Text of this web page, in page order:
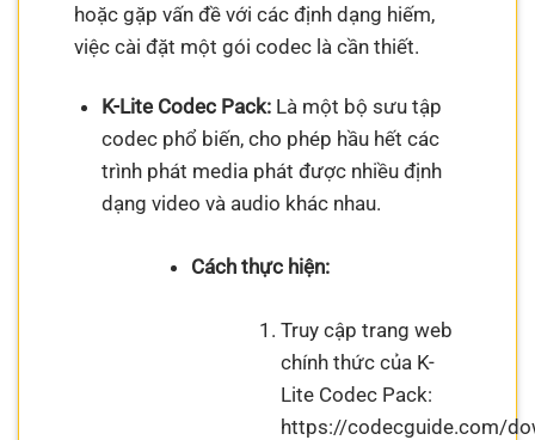
hoặc gặp vấn đề với các định dạng hiếm,
việc cài đặt một gói codec là cần thiết.
K-Lite Codec Pack:Là một bộ sưu tập
codec phổ biến, cho phép hầu hết các
trình phát media phát được nhiều định
dạng video và audio khác nhau.
Cách thực hiện:
Truy cập trang web
chính thức của K-
Lite Codec Pack:
https://codecguide.com/